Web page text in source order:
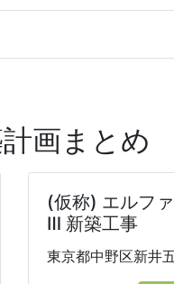
画まとめ
(仮称) エルフ
Ⅲ 新築工事
東京都中野区新井